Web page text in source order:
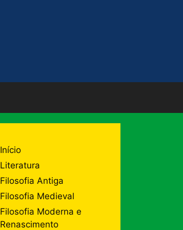
Início
Literatura
Filosofia Antiga
Filosofia Medieval
Filosofia Moderna e
Renascimento